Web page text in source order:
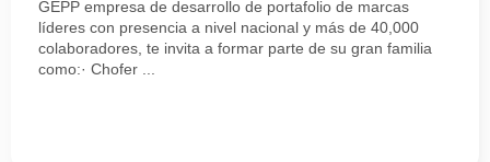
GEPP empresa de desarrollo de portafolio de marcas
líderes con presencia a nivel nacional y más de 40,000
colaboradores, te invita a formar parte de su gran familia
como:· Chofer ...